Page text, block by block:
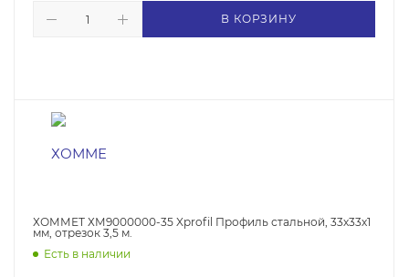
В КОРЗИНУ
ХОММЕТ ХМ9000000-35 Xprofil Профиль стальной, 33х33х1
мм, отрезок 3,5 м.
Есть в наличии